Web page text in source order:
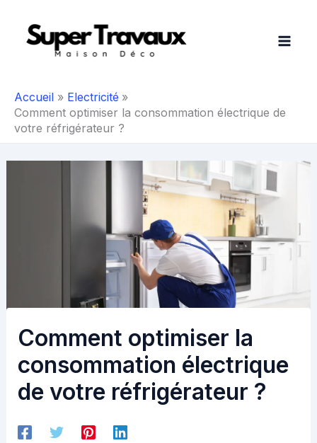
contenu
Accueil
Electricité
Comment optimiser la consommation électrique de
votre réfrigérateur ?
Comment optimiser la
consommation électrique
de votre réfrigérateur ?